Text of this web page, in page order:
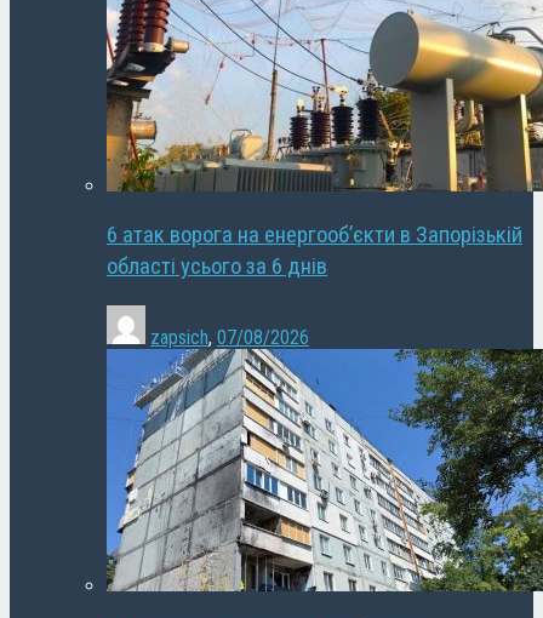
6 атак ворога на енергооб’єкти в Запорізькій
області усього за 6 днів
zapsich, 07/08/2026